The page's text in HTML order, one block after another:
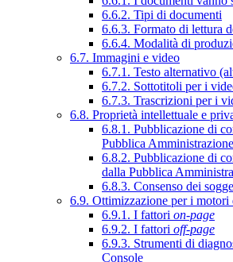
6.6.2. Tipi di documenti
6.6.3. Formato di lettura
6.6.4. Modalità di
6.7. Immagini e video
6.7.1. Testo alternativo
6.7.2. Sottotitoli per i
6.7.3. Trascrizioni per i
6.8. Proprietà intellettuale e
6.8.1. Pubblicazione di
Pubblica Amministrazione
6.8.2. Pubblicazione di
dalla Pubblica
6.8.3. Consenso dei
6.9. Ottimizzazione per i motori
6.9.1. I fattori on-page
6.9.2. I fattori off-page
6.9.3. Strumenti di
Console